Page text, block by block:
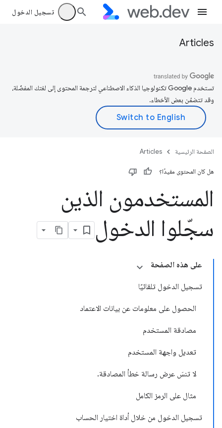
تسجيل الدخول
Articles
تستخدم Google تكنولوجيا الذكاء الاصطناعي لترجمة المحتوى إلى لغتك المفضّلة،
وقد تتضمّن بعض الأخطاء.
الصفحة الرئيسية Articles
هل كان المحتوى مفيدًا؟
المستخدمون الذين
سجّلوا الدخول
على هذه الصفحة
تسجيل الدخول تلقائيًا
الحصول على معلومات عن بيانات الاعتماد
مصادقة المستخدم
تعديل واجهة المستخدم
لا تنسَ عرض رسالة خطأ المصادقة.
مثال على الرمز الكامل
تسجيل الدخول من خلال أداة اختيار الحساب